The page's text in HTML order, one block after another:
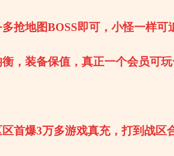
抢地图BOSS即可，小怪一样可
，装备保值，真正一个会员可
首爆3万多游戏真充，打到战区